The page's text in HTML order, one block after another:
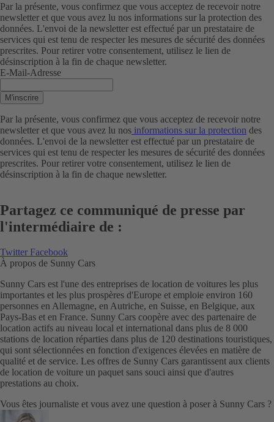
Par la présente, vous confirmez que vous acceptez de recevoir notre
newsletter et que vous avez lu nos informations sur la protection des
données. L'envoi de la newsletter est effectué par un prestataire de
services qui est tenu de respecter les mesures de sécurité des données
prescrites. Pour retirer votre consentement, utilisez le lien de
désinscription à la fin de chaque newsletter.
E-Mail-Adresse
M'inscrire
Par la présente, vous confirmez que vous acceptez de recevoir notre
newsletter et que vous avez lu nos informations sur la protection des
données. L'envoi de la newsletter est effectué par un prestataire de
services qui est tenu de respecter les mesures de sécurité des données
prescrites. Pour retirer votre consentement, utilisez le lien de
désinscription à la fin de chaque newsletter.
Partagez ce communiqué de presse par
l'intermédiaire de :
Twitter Facebook
À propos de Sunny Cars
Sunny Cars est l'une des entreprises de location de voitures les plus
importantes et les plus prospères d'Europe et emploie environ 160
personnes en Allemagne, en Autriche, en Suisse, en Belgique, aux
Pays-Bas et en France. Sunny Cars coopère avec des partenaire de
location actifs au niveau local et international dans plus de 8 000
stations de location réparties dans plus de 120 destinations touristiques,
qui sont sélectionnées en fonction d'exigences élevées en matière de
qualité et de service. Les offres de Sunny Cars garantissent aux clients
de location de voiture un paquet sans souci ainsi que d'autres
prestations au choix.
Vous êtes journaliste et vous avez une question à poser à Sunny Cars ?